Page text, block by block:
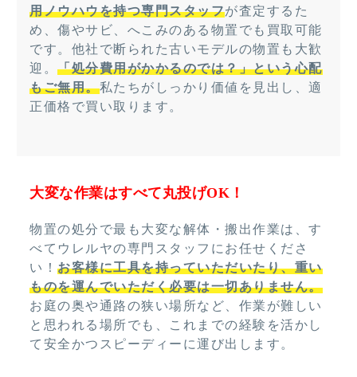
用ノウハウを持つ専門スタッフが査定するた
め、傷やサビ、へこみのある物置でも買取可能
です。他社で断られた古いモデルの物置も大歓
迎。 「処分費用がかかるのでは？」という心配
もご無用。私たちがしっかり価値を見出し、適
正価格で買い取ります。
大変な作業はすべて丸投げOK！
物置の処分で最も大変な解体・搬出作業は、す
べてウレルヤの専門スタッフにお任せくださ
い！ お客様に工具を持っていただいたり、重い
ものを運んでいただく必要は一切ありません。
お庭の奥や通路の狭い場所など、作業が難しい
と思われる場所でも、これまでの経験を活かし
て安全かつスピーディーに運び出します。